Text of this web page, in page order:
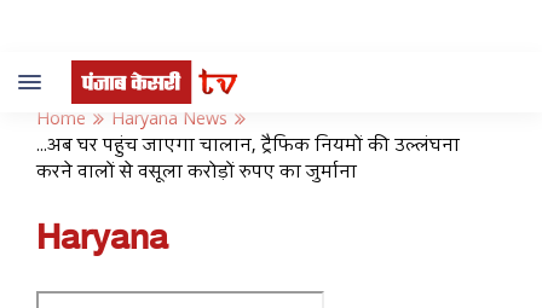
Toggle
navigation
Home
Haryana News
...अब घर पहुंच जाएगा चालान, ट्रैफिक नियमों की उल्लंघना
करने वालों से वसूला करोड़ों रुपए का जुर्माना
Haryana